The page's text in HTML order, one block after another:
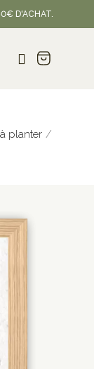
D'ACHAT.
planter